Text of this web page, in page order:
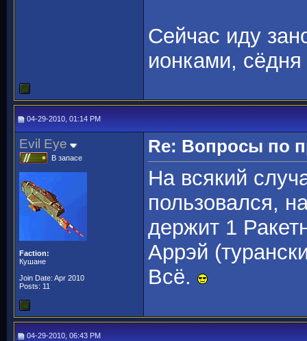
Сейчас иду
ионками,
04-29-2010, 01:14 PM
Evil Eye
В запасе
Faction:
Кушане
Join Date: Apr 2010
Posts: 11
Re: Вопросы по
На всякий
пользовался,
держит 1
Аррэй
Всё.
04-29-2010, 06:43 PM